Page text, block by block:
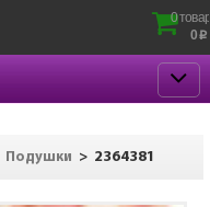
0
0 p
Подушки > 2364381